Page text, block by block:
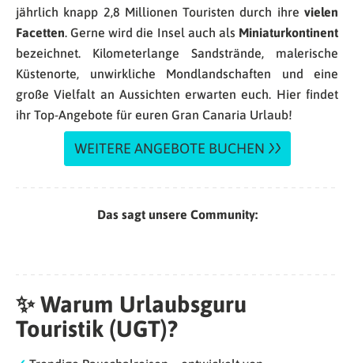
jährlich knapp 2,8 Millionen Touristen durch ihre vielen
Facetten. Gerne wird die Insel auch als Miniaturkontinent
bezeichnet. Kilometerlange Sandstrände, malerische
Küstenorte, unwirkliche Mondlandschaften und eine
große Vielfalt an Aussichten erwarten euch. Hier findet
ihr Top-Angebote für euren Gran Canaria Urlaub!
WEITERE ANGEBOTE BUCHEN
Das sagt unsere Community:
✨ Warum Urlaubsguru
Touristik (UGT)?